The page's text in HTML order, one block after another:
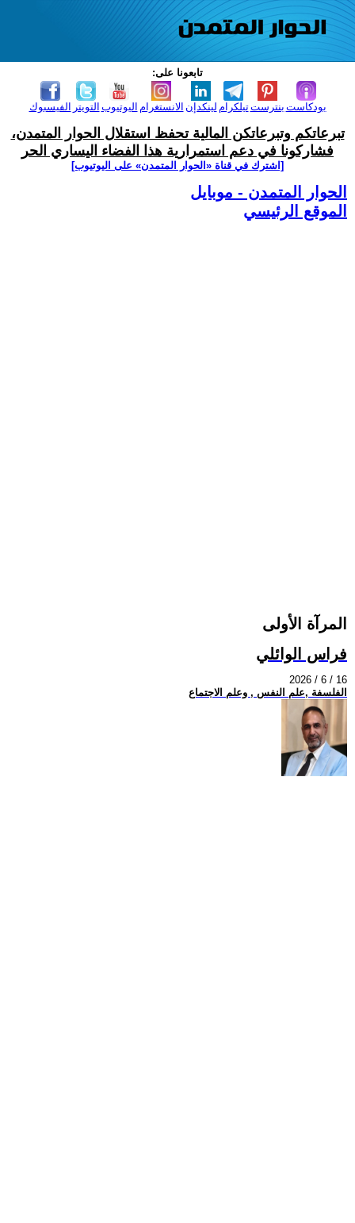
تابعونا على:
الفيسبوك التويتر اليوتيوب الانستغرام لينكدإن تيلكرامبنترست بودكاست
تبرعاتكم وتبرعاتكن المالية تحفظ استقلال الحوار المتمدن،
فشاركونا في دعم استمرارية هذا الفضاء اليساري الحر
[اشترك في قناة ‫«الحوار المتمدن» على اليوتيوب]
الحوار المتمدن - موبايل
الموقع الرئيسي
المرآة الأولى
فراس الوائلي
2026 / 6 / 16
الفلسفة ,علم النفس , وعلم الاجتماع